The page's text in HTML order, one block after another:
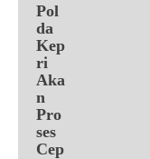
Pol
da
Kep
ri
Aka
n
Pro
ses
Cep